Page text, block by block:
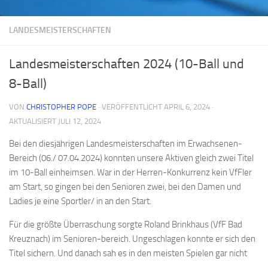
LANDESMEISTERSCHAFTEN
Landesmeisterschaften 2024 (10-Ball und
8-Ball)
VON CHRISTOPHER POPE · VERÖFFENTLICHT APRIL 6, 2024 ·
AKTUALISIERT JULI 12, 2024
Bei den diesjährigen Landesmeisterschaften im Erwachsenen-
Bereich (06./ 07.04.2024) konnten unsere Aktiven gleich zwei Titel
im 10-Ball einheimsen. War in der Herren-Konkurrenz kein VfFler
am Start, so gingen bei den Senioren zwei, bei den Damen und
Ladies je eine Sportler/ in an den Start.
Für die größte Überraschung sorgte Roland Brinkhaus (VfF Bad
Kreuznach) im Senioren-bereich. Ungeschlagen konnte er sich den
Titel sichern. Und danach sah es in den meisten Spielen gar nicht